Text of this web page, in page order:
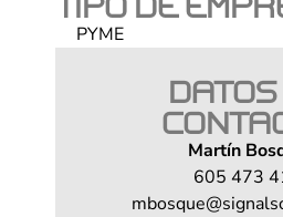
PYME
Martín
605 473